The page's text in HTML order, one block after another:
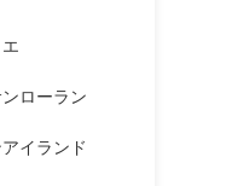
ローラン
イランド